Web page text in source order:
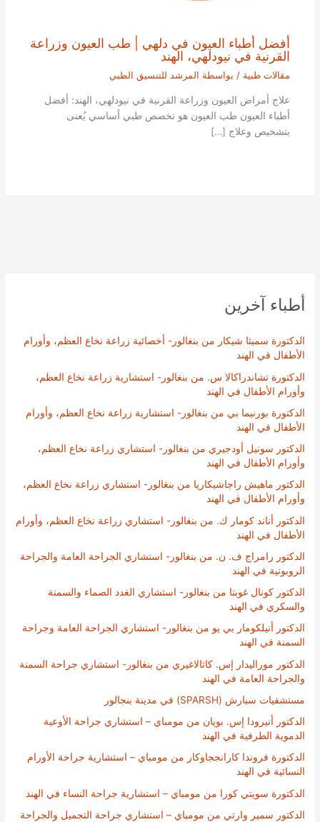
أطباء آخرين
الدكتورة سميثا شيكار من بنغالور- أخصائية زراعة نخاع العظم، وأورام
الأطفال في الهند
الدكتورة تشاندراكالا س. من بنغالور- استشارية زراعة نخاع العظم،
وأورام الأطفال في الهند
الدكتورة بورنيما بي من بنغالور- استشارية زراعة نخاع العظم، وأورام
الأطفال في الهند
الدكتور سونيل أودجيري من بنغالور- استشاري زراعة نخاع العظم،
وأورام الأطفال في الهند
الدكتور ماهيش راجاشيكاريا من بنغالور- استشاري زراعة نخاع العظم،
وأورام الأطفال في الهند
الدكتور أناند كومار ك. من بنغالور- استشاري زراعة نخاع العظم، وأورام
الأطفال في الهند
الدكتور رامراج ف. ن. من بنغالور- استشاري الجراحة العامة والجراحة
الروبوتية في الهند
الدكتور كونال غوبتا من بنغالور- استشاري الغدد الصماء والسمنة
والسكري في الهند
الدكتور أنيلكومار بي يو من بنغالور- استشاري الجراحة العامة وجراحة
السمنة في الهند
الدكتور موراليدار إس. كاثالاغيري من بنغالور- استشاري جراحة السمنة
والجراحة العامة في الهند
مستشفيات سبارش (SPARSH) في مدينة بنجالور
الدكتور أنيرودا إس. بويان من مومباي – استشاري جراحة الأوعية
الدموية الطرفية في الهند
الدكتورة فروندا كارانججاوكار من مومباي – استشارية جراحة الأورام
النسائية في الهند
الدكتورة سويتي كورا من مومباي – استشارية جراحة النساء في الهند
الدكتور سمير وارتي من مومباي – استشاري جراحة التجميل والجراحة
أفضل أطباء العيون في دلهي | طب العيون وزراعة
القرنية في نيودلهي، الهند
مقالات طبية / بواسطة المرشد للتنسيق الطبي
علاج أمراض العيون وزراعة القرنية في نيودلهي، الهند: أفضل
أطباء العيون طب العيون هو تخصص طبي أساسي يُعنى
بتشخيص وعلاج […]